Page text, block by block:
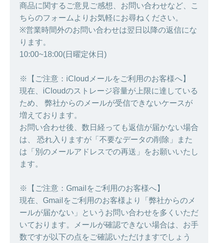
商品に関するご意見ご感想、お問い合わせなど、こ
ちらのフォームよりお気軽にお尋ねください。
※営業時間外のお問い合わせは翌日以降の返信にな
ります。
10:00~18:00(日曜定休日)
※【ご注意：iCloudメールをご利用のお客様へ】
現在、iCloudのストレージ容量が上限に達している
ため、 弊社からのメールが受信できないケースが
増えております。
お問い合わせ後、数日経っても返信が届かない場合
は、 恐れ入りますが「不要なデータの削除」また
は「別のメールアドレスでの再送」をお願いいたし
ます。
※【ご注意：Gmailをご利用のお客様へ】
現在、Gmailをご利用のお客様より「弊社からのメ
ールが届かない」というお問い合わせを多くいただ
いております。メールが確認できない場合は、お手
数ですが以下の点をご確認いただけますでしょう